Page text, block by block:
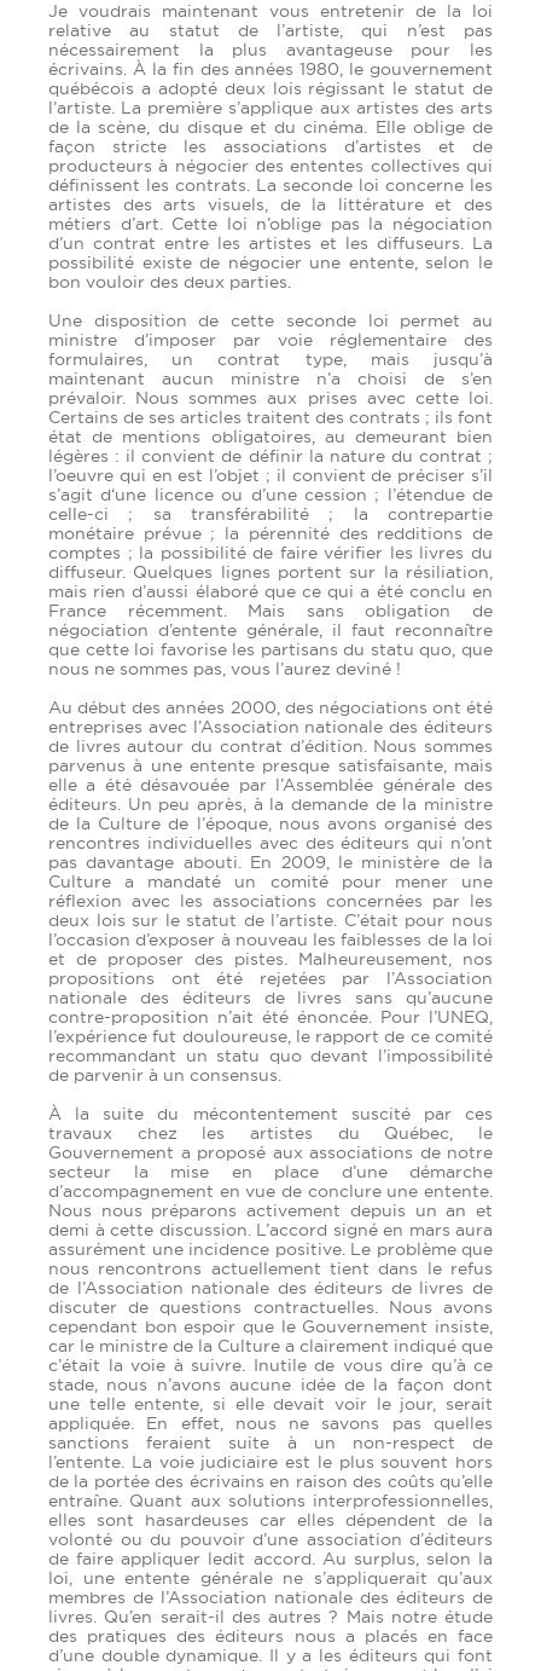
Je voudrais maintenant vous entretenir de la loi
relative au statut de l’artiste, qui n’est pas
nécessairement la plus avantageuse pour les
écrivains. À la fin des années 1980, le gouvernement
québécois a adopté deux lois régissant le statut de
l’artiste. La première s’applique aux artistes des arts
de la scène, du disque et du cinéma. Elle oblige de
façon stricte les associations d’artistes et de
producteurs à négocier des ententes collectives qui
définissent les contrats. La seconde loi concerne les
artistes des arts visuels, de la littérature et des
métiers d’art. Cette loi n’oblige pas la négociation
d’un contrat entre les artistes et les diffuseurs. La
possibilité existe de négocier une entente, selon le
bon vouloir des deux parties.
Une disposition de cette seconde loi permet au
ministre d’imposer par voie réglementaire des
formulaires, un contrat type, mais jusqu’à
maintenant aucun ministre n’a choisi de s’en
prévaloir. Nous sommes aux prises avec cette loi.
Certains de ses articles traitent des contrats ; ils font
état de mentions obligatoires, au demeurant bien
légères : il convient de définir la nature du contrat ;
l’oeuvre qui en est l’objet ; il convient de préciser s’il
s’agit d‘une licence ou d’une cession ; l’étendue de
celle-ci ; sa transférabilité ; la contrepartie
monétaire prévue ; la pérennité des redditions de
comptes ; la possibilité de faire vérifier les livres du
diffuseur. Quelques lignes portent sur la résiliation,
mais rien d’aussi élaboré que ce qui a été conclu en
France récemment. Mais sans obligation de
négociation d’entente générale, il faut reconnaître
que cette loi favorise les partisans du statu quo, que
nous ne sommes pas, vous l’aurez deviné !
Au début des années 2000, des négociations ont été
entreprises avec l’Association nationale des éditeurs
de livres autour du contrat d’édition. Nous sommes
parvenus à une entente presque satisfaisante, mais
elle a été désavouée par l’Assemblée générale des
éditeurs. Un peu après, à la demande de la ministre
de la Culture de l’époque, nous avons organisé des
rencontres individuelles avec des éditeurs qui n’ont
pas davantage abouti. En 2009, le ministère de la
Culture a mandaté un comité pour mener une
réflexion avec les associations concernées par les
deux lois sur le statut de l’artiste. C’était pour nous
l’occasion d’exposer à nouveau les faiblesses de la loi
et de proposer des pistes. Malheureusement, nos
propositions ont été rejetées par l’Association
nationale des éditeurs de livres sans qu’aucune
contre-proposition n’ait été énoncée. Pour l’UNEQ,
l’expérience fut douloureuse, le rapport de ce comité
recommandant un statu quo devant l’impossibilité
de parvenir à un consensus.
À la suite du mécontentement suscité par ces
travaux chez les artistes du Québec, le
Gouvernement a proposé aux associations de notre
secteur la mise en place d’une démarche
d’accompagnement en vue de conclure une entente.
Nous nous préparons activement depuis un an et
demi à cette discussion. L’accord signé en mars aura
assurément une incidence positive. Le problème que
nous rencontrons actuellement tient dans le refus
de l’Association nationale des éditeurs de livres de
discuter de questions contractuelles. Nous avons
cependant bon espoir que le Gouvernement insiste,
car le ministre de la Culture a clairement indiqué que
c’était la voie à suivre. Inutile de vous dire qu’à ce
stade, nous n’avons aucune idée de la façon dont
une telle entente, si elle devait voir le jour, serait
appliquée. En effet, nous ne savons pas quelles
sanctions feraient suite à un non-respect de
l’entente. La voie judiciaire est le plus souvent hors
de la portée des écrivains en raison des coûts qu’elle
entraîne. Quant aux solutions interprofessionnelles,
elles sont hasardeuses car elles dépendent de la
volonté ou du pouvoir d’une association d’éditeurs
de faire appliquer ledit accord. Au surplus, selon la
loi, une entente générale ne s’appliquerait qu’aux
membres de l’Association nationale des éditeurs de
livres. Qu’en serait-il des autres ? Mais notre étude
des pratiques des éditeurs nous a placés en face
d’une double dynamique. Il y a les éditeurs qui font